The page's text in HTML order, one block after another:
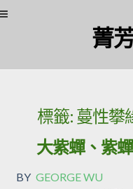
Skip to navigation菁
標籤: 蔓性攀
大紫蟬、紫
BY GEORGE WU